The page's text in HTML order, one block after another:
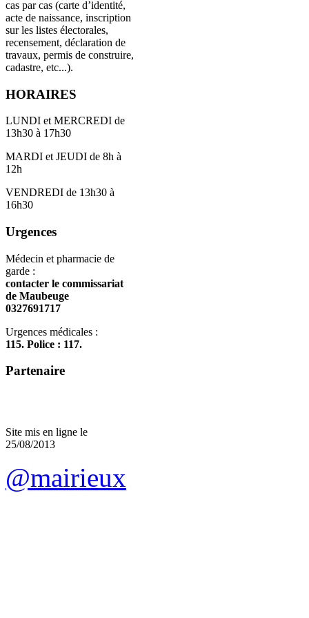
cas par cas (carte d’identité,
acte de naissance, inscription
sur les listes électorales,
recensement, déclaration de
travaux, permis de construire,
cadastre, etc...).
HORAIRES
LUNDI et MERCREDI de
13h30 à 17h30
MARDI et JEUDI de 8h à
12h
VENDREDI de 13h30 à
16h30
Urgences
Médecin et pharmacie de
garde :
contacter le commissariat
de Maubeuge
0327691717
Urgences médicales :
115. Police : 117.
Partenaire
Site mis en ligne le
25/08/2013
@mairieux